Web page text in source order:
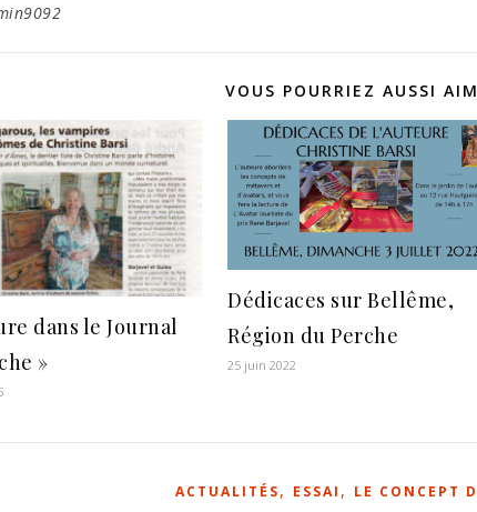
VOUS POURRIEZ AUSSI
dans le Journal
»
Dédicaces sur Bellême,
Région du Perche
25 juin 2022
ACTUALITÉS, ESSAI , LE CONCEPT